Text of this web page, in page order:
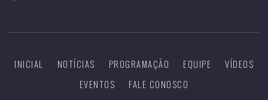
INICIAL NOTÍCIAS PROGRAMAÇÃO EQUIPE
VÍDEOS
EVENTOS
FALE CONOSCO